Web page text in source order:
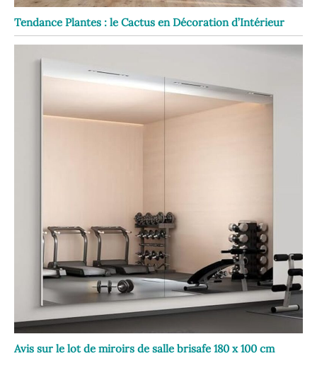
Tendance Plantes : le Cactus en Décoration d’Intérieur
Avis sur le lot de miroirs de salle brisafe 180 x 100 cm